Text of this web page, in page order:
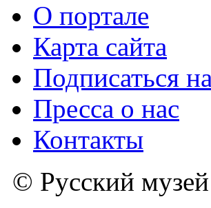
О портале
Карта сайта
Подписаться
Пресса о нас
Контакты
© Русский музей